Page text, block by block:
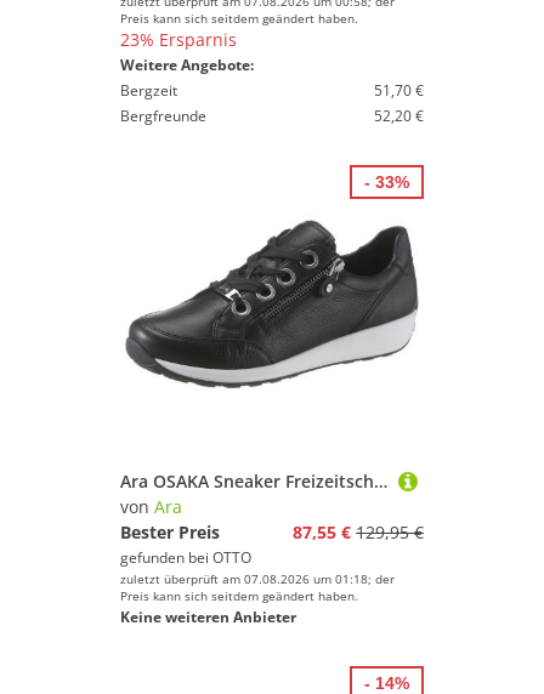
Preis kann sich seitdem geändert haben.
23% Ersparnis
Weitere Angebote:
Bergzeit
51,70 €
Bergfreunde
52,20 €
Ara OSAKA Sneaker Freizeitschuh, Halbschuh, Schnürschuh in bequemer Schuhweite G
von Ara
Bester Preis
87,55 € 129,95 €
gefunden bei OTTO
zuletzt überprüft am 07.08.2026 um 01:18; der
Preis kann sich seitdem geändert haben.
Keine weiteren Anbieter
- 33%
- 14%